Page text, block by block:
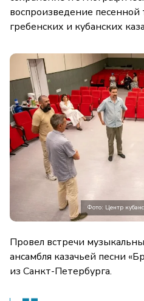
воспроизведение
гребенских и кубанских
Фото: Центр
Провел встречи
ансамбля казачьей песни
из Санкт-Петербурга.